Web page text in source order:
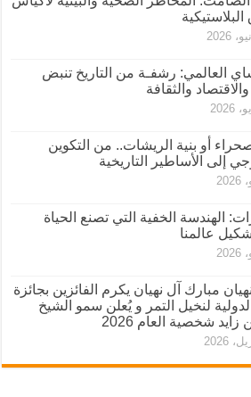
البلاستيكية
العالمي: رشفـة من التاريخ تنبض
والاقتصاد والثقافة
أو بنية الريشات.. من التكوين
إلى الأساطير التاريخية
الهندسة الخفية التي تصنع الحياة
عالمنا
مبارك آل نهيان يكرم الفائزين بجائزة
لنخيل التمر و يُعلن سمو الشيخ
زايد شخصية العام 2026